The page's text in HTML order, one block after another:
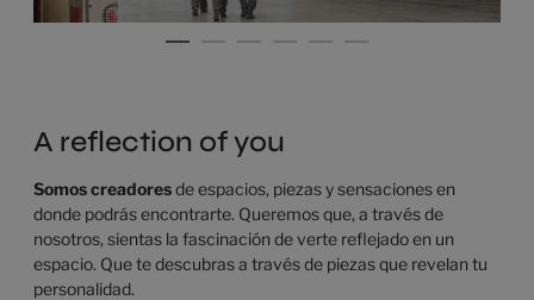
A reflection of you
Somos creadoresde espacios, piezas y sensaciones en
donde podrás encontrarte. Queremos que, a través de
nosotros, sientas la fascinación de verte reflejado en un
espacio. Que te descubras a través de piezas que revelan tu
personalidad.